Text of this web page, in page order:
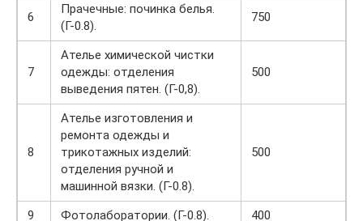
6
Прачечные: починка белья.
(Г-0.8).
750
7
Ателье химической чистки
одежды: отделения
выведения пятен. (Г-0,8).
500
8
Ателье изготовления и
ремонта одежды и
трикотажных изделий:
отделения ручной и
машинной вязки. (Г-0.8).
500
9 Фотолаборатории. (Г-0.8). 400